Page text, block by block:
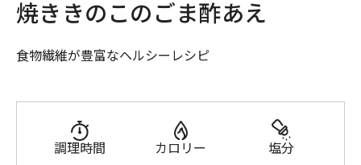
焼ききのこのごま酢あえ
食物繊維が豊富なヘルシーレシピ
調理時間 カロリー 塩分